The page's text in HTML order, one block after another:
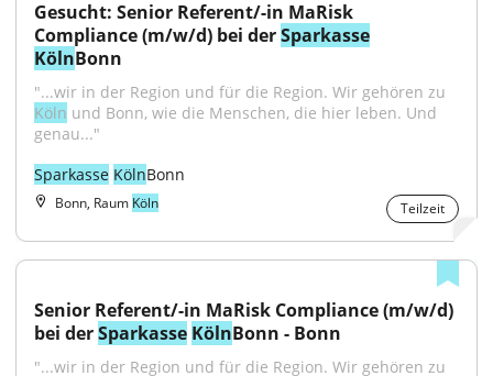
Gesucht: Senior Referent/-in MaRisk
Compliance (m/w/d) bei der Sparkasse
KölnBonn
Köln und Bonn, wie die Menschen, die hier leben. Und
genau..."
Sparkasse KölnBonn
Bonn, Raum Köln Teilzeit
Senior Referent/-in MaRisk Compliance (m/w/d)
bei der Sparkasse KölnBonn - Bonn